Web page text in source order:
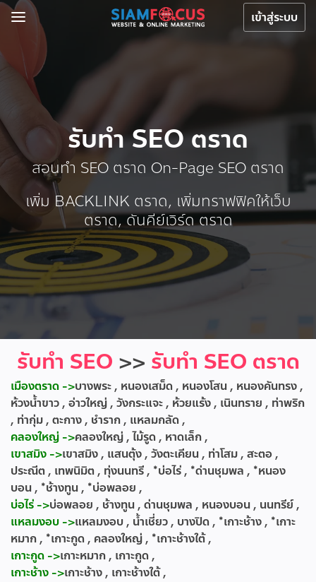
เข้าสู่ระบบ
รับทำ SEO ตราด
สอนทำ SEO ตราด On-Page SEO ตราด
เพิ่ม BACKLINK ตราด, เพิ่มทราฟฟิคให้เว็บ
ตราด, ดันคีย์เวิร์ด ตราด
รับทำ SEO >> รับทำ SEO ตราด
เมืองตราด ->บางพระ , หนองเสม็ด , หนองโสน , หนองคันทรง ,
ห้วงน้ำขาว , อ่าวใหญ่ , วังกระแจะ , ห้วยแร้ง , เนินทราย , ท่าพริก
, ท่ากุ่ม , ตะกาง , ชำราก , แหลมกลัด ,
คลองใหญ่ ->คลองใหญ่ , ไม้รูด , หาดเล็ก ,
เขาสมิง ->เขาสมิง , แสนตุ้ง , วังตะเคียน , ท่าโสม , สะตอ ,
ประณีต , เทพนิมิต , ทุ่งนนทรี , *บ่อไร่ , *ด่านชุมพล , *หนอง
บอน , *ช้างทูน , *บ่อพลอย ,
บ่อไร่ ->บ่อพลอย , ช้างทูน , ด่านชุมพล , หนองบอน , นนทรีย์ ,
แหลมงอบ ->แหลมงอบ , น้ำเชี่ยว , บางปิด , *เกาะช้าง , *เกาะ
หมาก , *เกาะกูด , คลองใหญ่ , *เกาะช้างใต้ ,
เกาะกูด ->เกาะหมาก , เกาะกูด ,
เกาะช้าง ->เกาะช้าง , เกาะช้างใต้ ,